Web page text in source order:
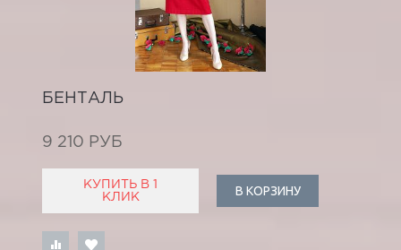
БЕНТАЛЬ
9 210 РУБ
КУПИТЬ В 1
КЛИК
В КОРЗИНУ